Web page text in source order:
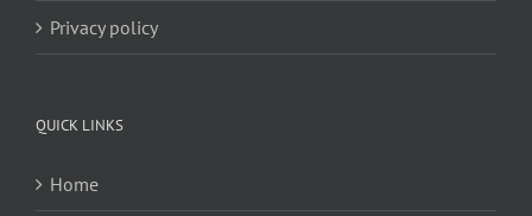
Privacy policy
QUICK LINKS
Home